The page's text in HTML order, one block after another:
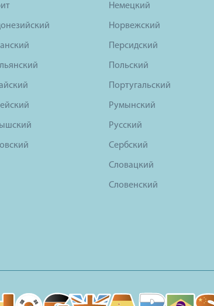
Немецкий
Норвежский
Персидский
Польский
Португальский
Румынский
Русский
Сербский
Словацкий
Словенский